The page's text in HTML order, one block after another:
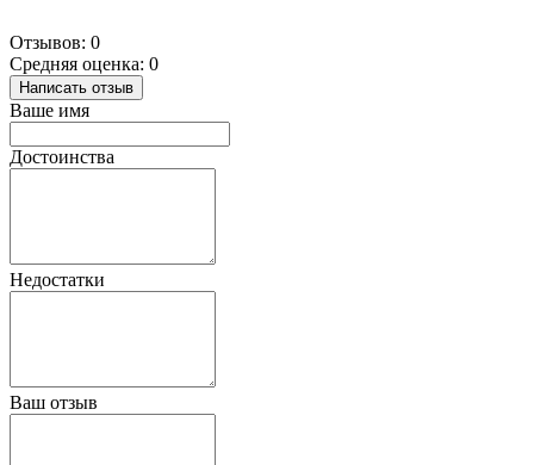
Отзывов: 0
Средняя оценка: 0
Написать отзыв
Ваше имя
Достоинства
Недостатки
Ваш отзыв